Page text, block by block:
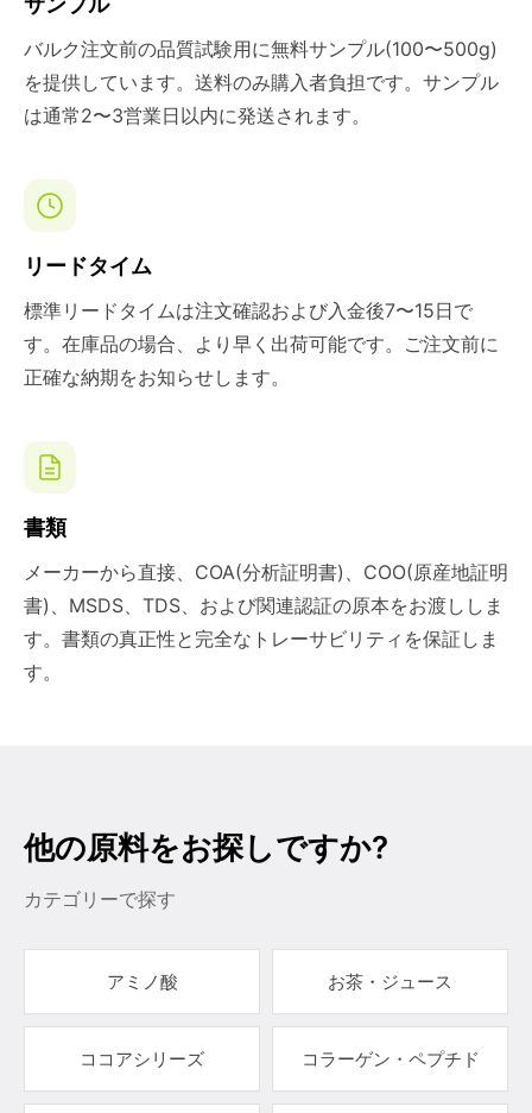
バルク注文前の品質試験用に無料サンプル(100〜500g)
を提供しています。送料のみ購入者負担です。サンプル
は通常2〜3営業日以内に発送されます。
リードタイム
標準リードタイムは注文確認および入金後7〜15日で
す。在庫品の場合、より早く出荷可能です。ご注文前に
正確な納期をお知らせします。
書類
メーカーから直接、COA(分析証明書)、COO(原産地証明
書)、MSDS、TDS、および関連認証の原本をお渡ししま
す。書類の真正性と完全なトレーサビリティを保証しま
す。
他の原料をお探しですか?
カテゴリーで探す
アミノ酸 お茶・ジュース
ココアシリーズ コラーゲン・ペプチド